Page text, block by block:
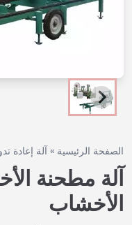
الصفحة الرئيسية » آلة إعادة
آلة مطحنة
الأخشاب